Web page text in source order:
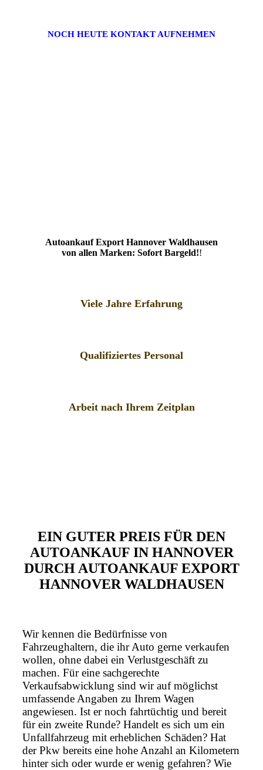
NOCH HEUTE KONTAKT AUFNEHMEN
Autoankauf Export Hannover Waldhausen
von allen Marken: Sofort Bargeld!!
Viele Jahre Erfahrung
Qualifiziertes Personal
Arbeit nach Ihrem Zeitplan
EIN GUTER PREIS FÜR DEN
AUTOANKAUF IN HANNOVER
DURCH AUTOANKAUF EXPORT
HANNOVER WALDHAUSEN
Wir kennen die Bedürfnisse von
Fahrzeughaltern, die ihr Auto gerne verkaufen
wollen, ohne dabei ein Verlustgeschäft zu
machen. Für eine sachgerechte
Verkaufsabwicklung sind wir auf möglichst
umfassende Angaben zu Ihrem Wagen
angewiesen. Ist er noch fahrtüchtig und bereit
für ein zweite Runde? Handelt es sich um ein
Unfallfahrzeug mit erheblichen Schäden? Hat
der Pkw bereits eine hohe Anzahl an Kilometern
hinter sich oder wurde er wenig gefahren? Wie